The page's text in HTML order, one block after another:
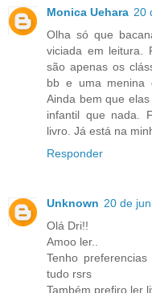
Monica Uehara 20
Olha só que
viciada em leitura.
são apenas os
bb e uma menina
Ainda bem que
infantil que nada.
livro. Já está na
Responder
Unknown 20 de
Olá Dri!!
Amoo ler..
Tenho
tudo rsrs
Também prefiro ler